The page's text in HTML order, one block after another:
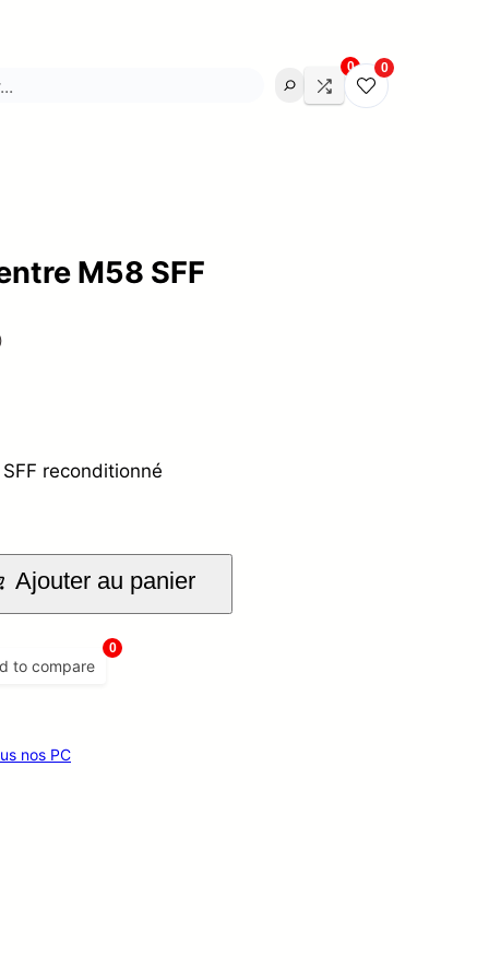
0 0
M58 SFF
reconditionné
Ajouter au panier
to compare
0
nos PC